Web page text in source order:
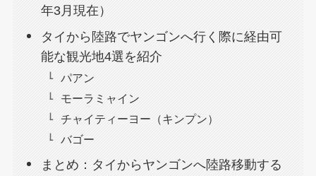
年3月現在）
タイから陸路でヤンゴンへ行く際に経由可
能な観光地4選を紹介
パアン
モーラミャイン
チャイティーヨー（キンプン）
バゴー
まとめ：タイからヤンゴンへ陸路移動する